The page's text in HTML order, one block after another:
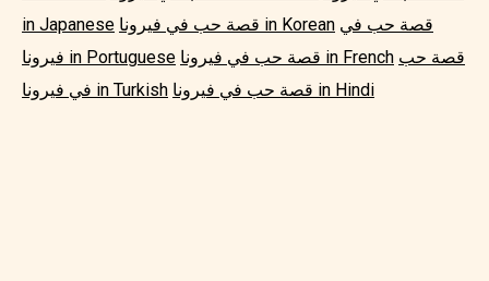
in Japanese
قصة حب في فيرونا in Korean قصة حب في
فيرونا in Portuguese
قصة حب في فيرونا in French قصة حب
في فيرونا in Turkish
قصة حب في فيرونا in Hindi